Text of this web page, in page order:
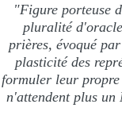
"Figure porteuse
pluralité
prières, évoqué
plasticité des
formuler leur
n'attendent plus un